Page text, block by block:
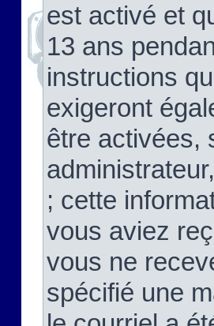
est activé et
13 ans
instructions
exigeront
être activées,
; cette
vous aviez
vous ne
spécifié une